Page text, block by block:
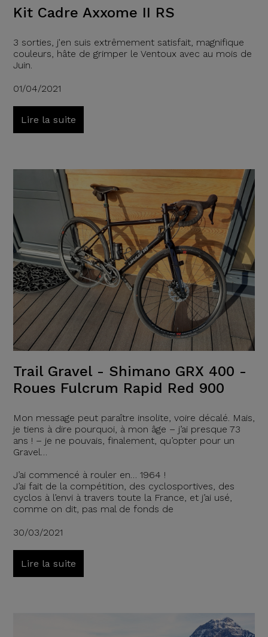
Kit Cadre Axxome II RS
3 sorties, j'en suis extrêmement satisfait, magnifique
couleurs, hâte de grimper le Ventoux avec au mois de
Juin.
01/04/2021
Lire la suite
Trail Gravel - Shimano GRX 400 -
Roues Fulcrum Rapid Red 900
Mon message peut paraître insolite, voire décalé. Mais,
je tiens à dire pourquoi, à mon âge – j’ai presque 73
ans ! – je ne pouvais, finalement, qu’opter pour un
Gravel…
J’ai commencé à rouler en… 1964 !
J’ai fait de la compétition, des cyclosportives, des
cyclos à l’envi à travers toute la France, et j’ai usé,
comme on dit, pas mal de fonds de
30/03/2021
Lire la suite